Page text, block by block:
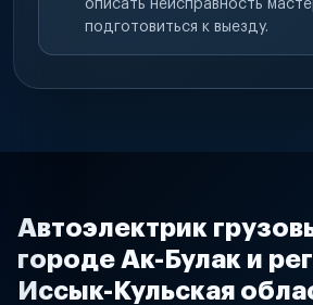
описать неисправность
подготовиться к выезду.
Автоэлектрик
городе Ак-Булак и
Иссык-Кульская